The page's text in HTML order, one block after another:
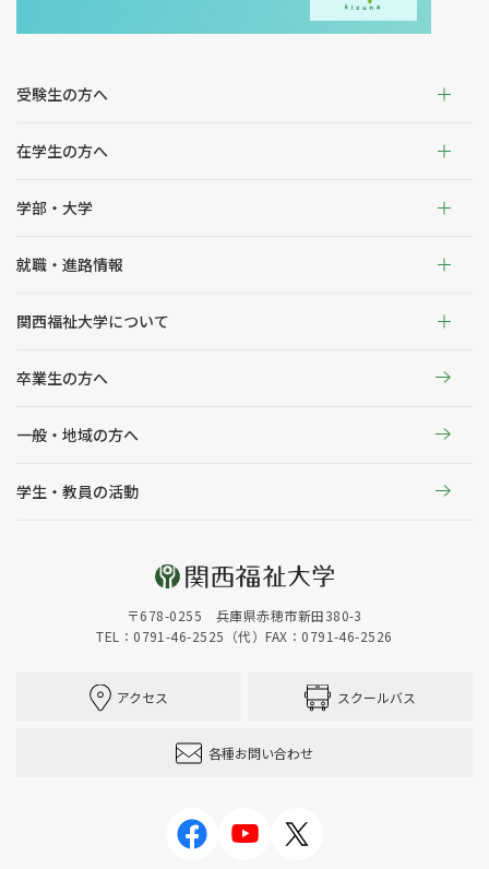
受験生の方へ
在学生の方へ
学部・大学
就職・進路情報
関西福祉大学について
卒業生の方へ
一般・地域の方へ
学生・教員の活動
〒678-0255 兵庫県赤穂市新田380-3
TEL：0791-46-2525（代）FAX：0791-46-2526
アクセス スクールバス
各種お問い合わせ